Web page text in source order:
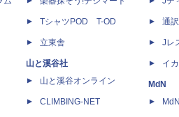
TシャツPOD T-OD
立東舎
山と溪谷社
山と溪谷オンライン
CLIMBING-NET
通
Jレ
イ
MdN